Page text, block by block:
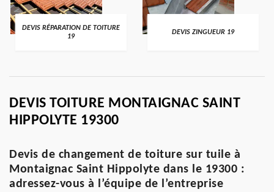
DEVIS RÉPARATION DE TOITURE
19
DEVIS ZINGUEUR 19
DEVIS TOITURE MONTAIGNAC SAINT
HIPPOLYTE 19300
Devis de changement de toiture sur tuile à
Montaignac Saint Hippolyte dans le 19300 :
adressez-vous à l’équipe de l’entreprise